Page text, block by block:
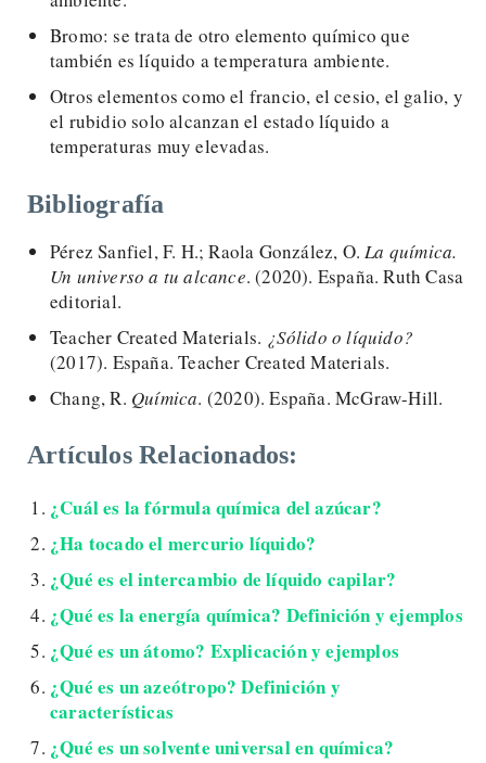
Bromo: se trata de otro elemento químico que
también es líquido a temperatura ambiente.
Otros elementos como el francio, el cesio, el galio, y
el rubidio solo alcanzan el estado líquido a
temperaturas muy elevadas.
Bibliografía
Pérez Sanfiel, F. H.; Raola González, O. La química.
Un universo a tu alcance. (2020). España. Ruth Casa
editorial.
Teacher Created Materials. ¿Sólido o líquido?
(2017). España. Teacher Created Materials.
Chang, R. Química. (2020). España. McGraw-Hill.
Artículos Relacionados:
¿Cuál es la fórmula química del azúcar?
¿Ha tocado el mercurio líquido?
¿Qué es el intercambio de líquido capilar?
¿Qué es la energía química? Definición y ejemplos
¿Qué es un átomo? Explicación y ejemplos
¿Qué es un azeótropo? Definición y
características
¿Qué es un solvente universal en química?